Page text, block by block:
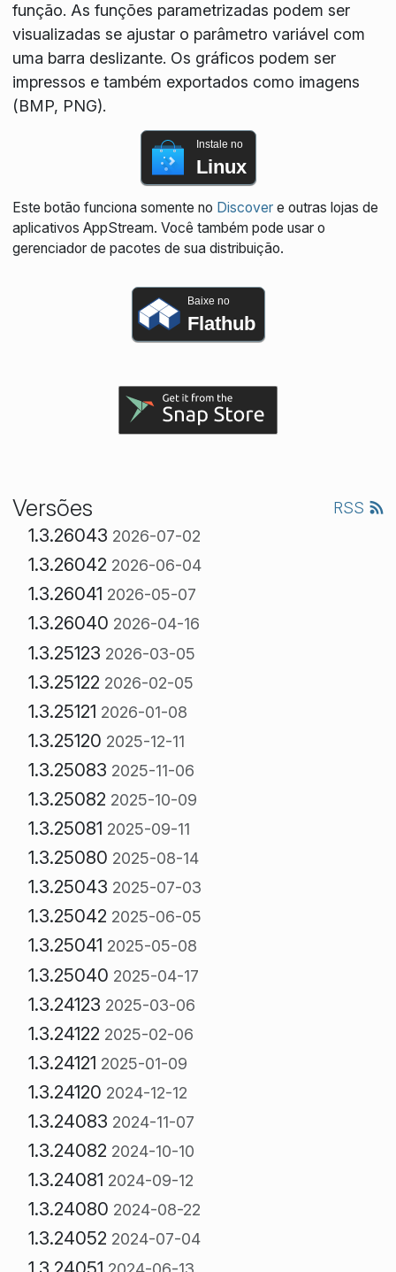
função. As funções parametrizadas podem ser
visualizadas se ajustar o parâmetro variável com
uma barra deslizante. Os gráficos podem ser
impressos e também exportados como imagens
(BMP, PNG).
Instale no
Linux
Este botão funciona somente no Discovere outras lojas de
aplicativos AppStream. Você também pode usar o
gerenciador de pacotes de sua distribuição.
Baixe no
Flathub
Versões RSS
1.3.26043 2026-07-02
1.3.26042 2026-06-04
1.3.26041 2026-05-07
1.3.26040 2026-04-16
1.3.25123 2026-03-05
1.3.25122 2026-02-05
1.3.25121 2026-01-08
1.3.25120 2025-12-11
1.3.25083 2025-11-06
1.3.25082 2025-10-09
1.3.25081 2025-09-11
1.3.25080 2025-08-14
1.3.25043 2025-07-03
1.3.25042 2025-06-05
1.3.25041 2025-05-08
1.3.25040 2025-04-17
1.3.24123 2025-03-06
1.3.24122 2025-02-06
1.3.24121 2025-01-09
1.3.24120 2024-12-12
1.3.24083 2024-11-07
1.3.24082 2024-10-10
1.3.24081 2024-09-12
1.3.24080 2024-08-22
1.3.24052 2024-07-04
1.3.24051